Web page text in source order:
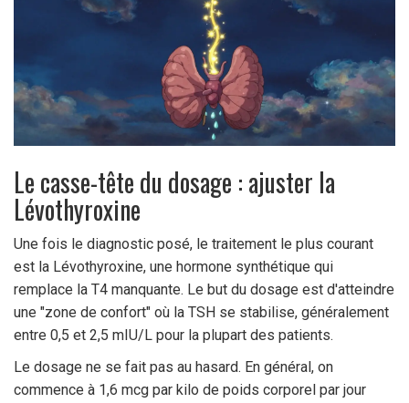
Le casse-tête du dosage : ajuster la
Lévothyroxine
Une fois le diagnostic posé, le traitement le plus courant
est la Lévothyroxine, une hormone synthétique qui
remplace la T4 manquante. Le but du dosage est d'atteindre
une "zone de confort" où la TSH se stabilise, généralement
entre 0,5 et 2,5 mIU/L pour la plupart des patients.
Le dosage ne se fait pas au hasard. En général, on
commence à 1,6 mcg par kilo de poids corporel par jour